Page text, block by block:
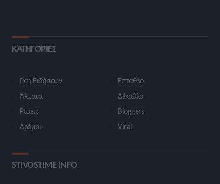
ΚΑΤΗΓΟΡΙΕΣ
Ροή Ειδήσεων
Άλματα
Ρίψεις
Δρόμοι
Έπταθλο
Δέκαθλο
Bloggers
Viral
STIVOSTIME INFO